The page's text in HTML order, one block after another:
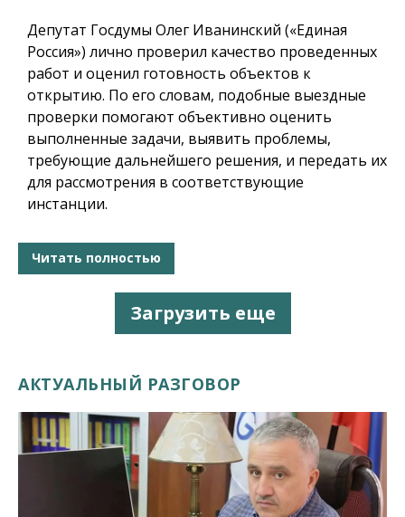
Депутат Госдумы Олег Иванинский («Единая
Россия») лично проверил качество проведенных
работ и оценил готовность объектов к
открытию. По его словам, подобные выездные
проверки помогают объективно оценить
выполненные задачи, выявить проблемы,
требующие дальнейшего решения, и передать их
для рассмотрения в соответствующие
инстанции.
Читать полностью
Загрузить еще
АКТУАЛЬНЫЙ РАЗГОВОР